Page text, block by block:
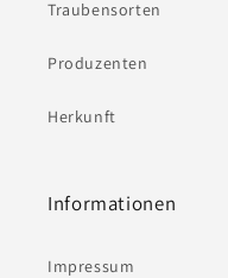
Traubensorten
Produzenten
Herkunft
Informationen
Impressum